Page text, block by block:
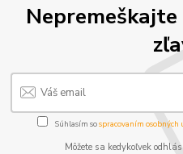
Nepremeškajte
Súhlasím sospracovaním osobných
Môžete sa kedykoľvek